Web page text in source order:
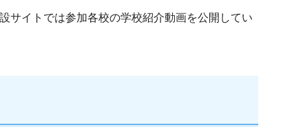
サイトでは参加各校の学校紹介動画を公開してい